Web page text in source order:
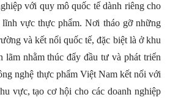
với quy mô quốc tế dành riêng cho
lĩnh vực thực phẩm. Nơi tháo gỡ những
và kết nối quốc tế, đặc biệt là ở khu
nhằm thúc đẩy đầu tư và phát triển
nghệ thực phẩm Việt Nam kết nối với